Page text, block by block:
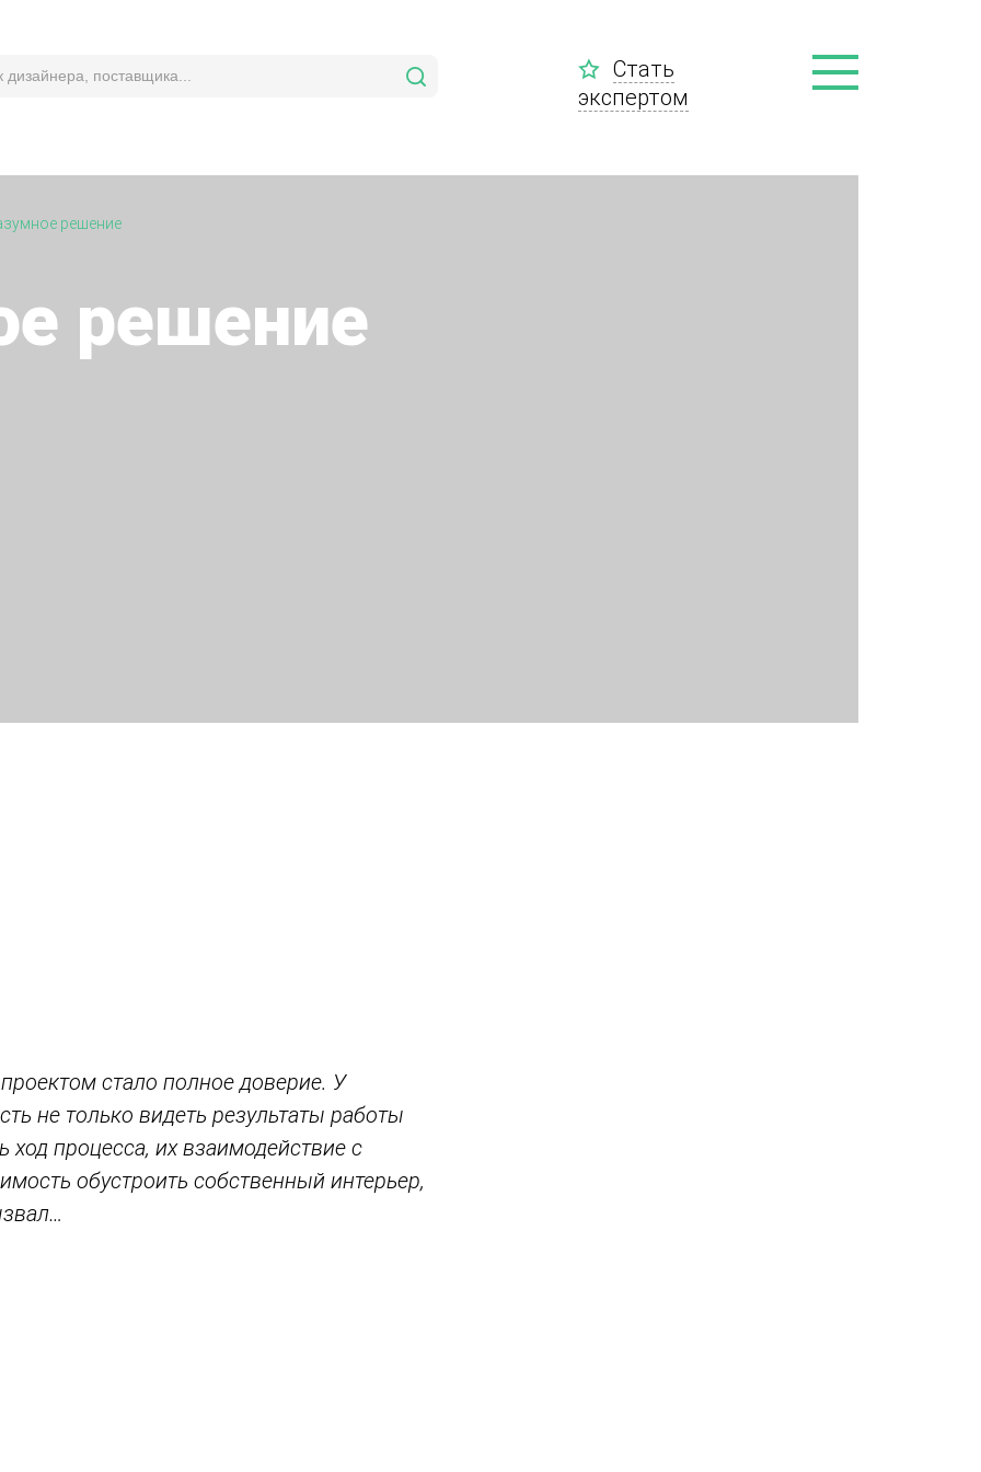
Стать
экспертом
решение
решение
стало полное доверие. У
не только видеть результаты работы
процесса, их взаимодействие с
обустроить собственный интерьер,